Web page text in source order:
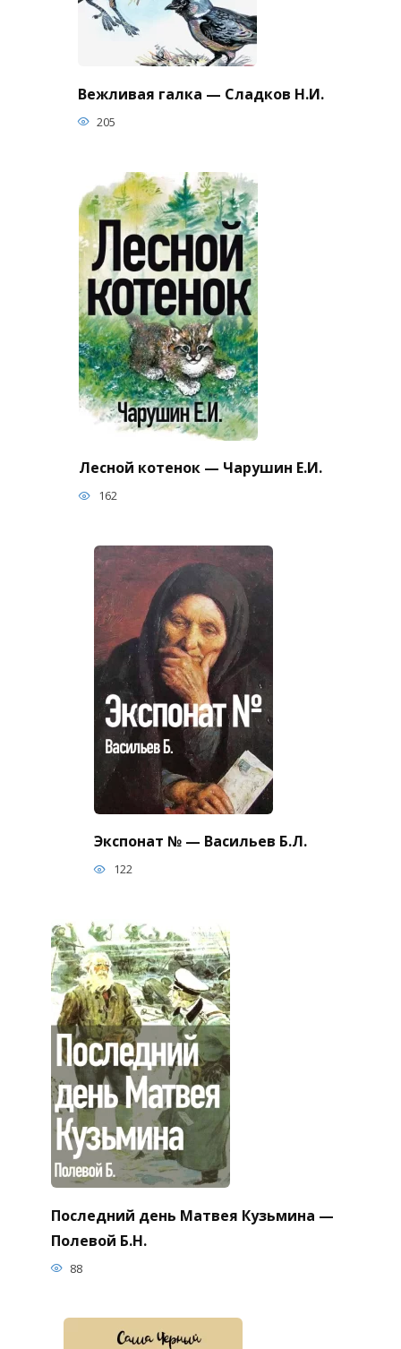
Вежливая галка — Сладков Н.И.
205
Лесной котенок — Чарушин Е.И.
162
Экспонат № — Васильев Б.Л.
122
Последний день Матвея Кузьмина —
Полевой Б.Н.
88